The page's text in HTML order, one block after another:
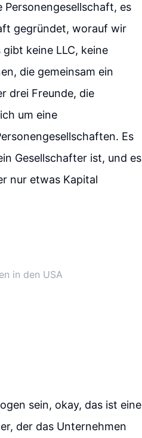
Personengesellschaft, es
gegründet, worauf wir
keine LLC, keine
die gemeinsam ein
drei Freunde, die
um eine
Es
Gesellschafter ist, und es
nur etwas Kapital
in den USA
sein, okay, das ist eine
der das Unternehmen